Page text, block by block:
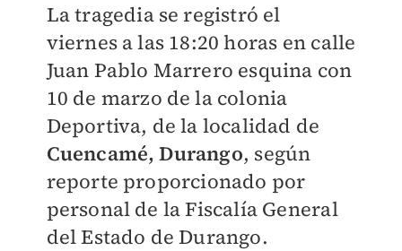
La tragedia se registró el
viernes a las 18:20 horas en calle
Juan Pablo Marrero esquina con
10 de marzo de la colonia
Deportiva, de la localidad de
Cuencamé, Durango, según
reporte proporcionado por
personal de la Fiscalía General
del Estado de Durango.